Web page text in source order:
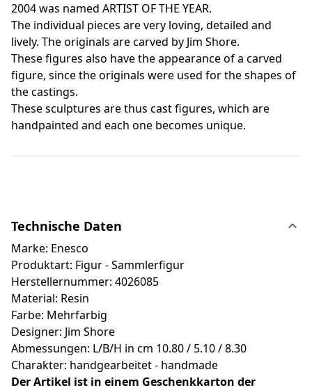
2004 was named ARTIST OF THE YEAR.
The individual pieces are very loving, detailed and
lively. The originals are carved by Jim Shore.
These figures also have the appearance of a carved
figure, since the originals were used for the shapes of
the castings.
These sculptures are thus cast figures, which are
handpainted and each one becomes unique.
Technische Daten
Marke: Enesco
Produktart: Figur - Sammlerfigur
Herstellernummer: 4026085
Material: Resin
Farbe: Mehrfarbig
Designer: Jim Shore
Abmessungen: L/B/H in cm 10.80 / 5.10 / 8.30
Charakter: handgearbeitet - handmade
Der Artikel ist in einem Geschenkkarton der